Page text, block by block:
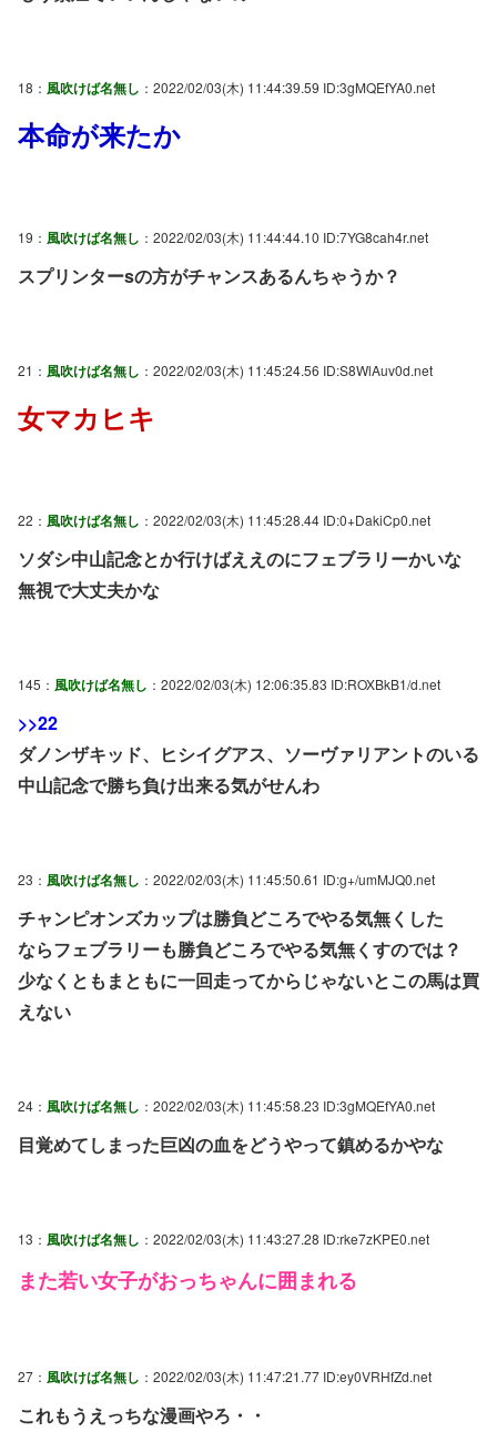
18： 風吹けば名無し ：2022/02/03(木) 11:44:39.59 ID:3gMQEfYA0.net
本命が来たか
19： 風吹けば名無し ：2022/02/03(木) 11:44:44.10 ID:7YG8cah4r.net
スプリンターsの方がチャンスあるんちゃうか？
21： 風吹けば名無し ：2022/02/03(木) 11:45:24.56 ID:S8WlAuv0d.net
女マカヒキ
22： 風吹けば名無し ：2022/02/03(木) 11:45:28.44 ID:0+DakiCp0.net
ソダシ中山記念とか行けばええのにフェブラリーかいな
無視で大丈夫かな
145： 風吹けば名無し ：2022/02/03(木) 12:06:35.83 ID:ROXBkB1/d.net
>>22
ダノンザキッド、ヒシイグアス、ソーヴァリアントのいる
中山記念で勝ち負け出来る気がせんわ
23： 風吹けば名無し ：2022/02/03(木) 11:45:50.61 ID:g+/umMJQ0.net
チャンピオンズカップは勝負どころでやる気無くした
ならフェブラリーも勝負どころでやる気無くすのでは？
少なくともまともに一回走ってからじゃないとこの馬は買
えない
24： 風吹けば名無し ：2022/02/03(木) 11:45:58.23 ID:3gMQEfYA0.net
目覚めてしまった巨凶の血をどうやって鎮めるかやな
13： 風吹けば名無し ：2022/02/03(木) 11:43:27.28 ID:rke7zKPE0.net
また若い女子がおっちゃんに囲まれる
27： 風吹けば名無し ：2022/02/03(木) 11:47:21.77 ID:ey0VRHfZd.net
これもうえっちな漫画やろ・・